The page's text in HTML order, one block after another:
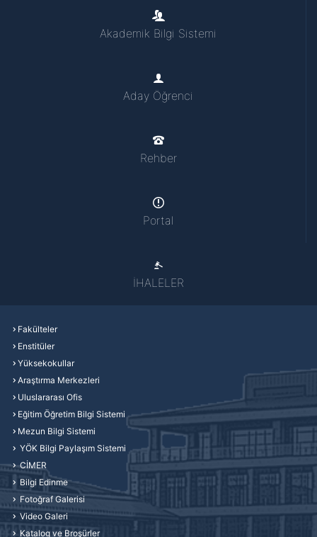
Akademik Bilgi Sistemi
Aday Öğrenci
Rehber
Portal
İHALELER
Fakülteler
Enstitüler
Yüksekokullar
Araştırma Merkezleri
Uluslararası Ofis
Eğitim Öğretim Bilgi Sistemi
Mezun Bilgi Sistemi
YÖK Bilgi Paylaşım Sistemi
CİMER
Bilgi Edinme
Fotoğraf Galerisi
Video Galeri
Katalog ve Broşürler